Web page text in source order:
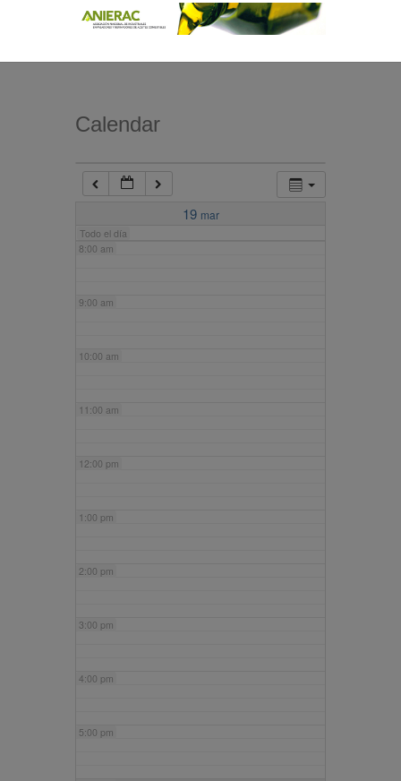
Calendar
19 mar
Todo el día
7:00 am
8:00 am
9:00 am
10:00 am
11:00 am
12:00 pm
1:00 pm
2:00 pm
3:00 pm
4:00 pm
5:00 pm